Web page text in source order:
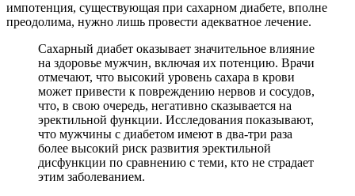
импотенция, существующая при сахарном диабете, вполне
преодолима, нужно лишь провести адекватное лечение.
Сахарный диабет оказывает значительное влияние
на здоровье мужчин, включая их потенцию. Врачи
отмечают, что высокий уровень сахара в крови
может привести к повреждению нервов и сосудов,
что, в свою очередь, негативно сказывается на
эректильной функции. Исследования показывают,
что мужчины с диабетом имеют в два-три раза
более высокий риск развития эректильной
дисфункции по сравнению с теми, кто не страдает
этим заболеванием.